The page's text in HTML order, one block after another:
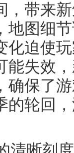
，带来
地图细
化迫使
能失效
确保了
的轮回